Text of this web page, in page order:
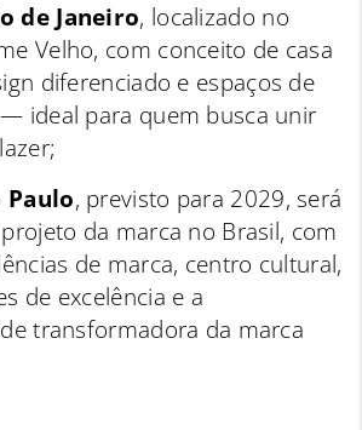
de Janeiro, localizado no
Velho, com conceito de casa
diferenciado e espaços de
ideal para quem busca unir
Paulo, previsto para 2029, será
da marca no Brasil, com
de marca, centro cultural,
de excelência e a
transformadora da marca